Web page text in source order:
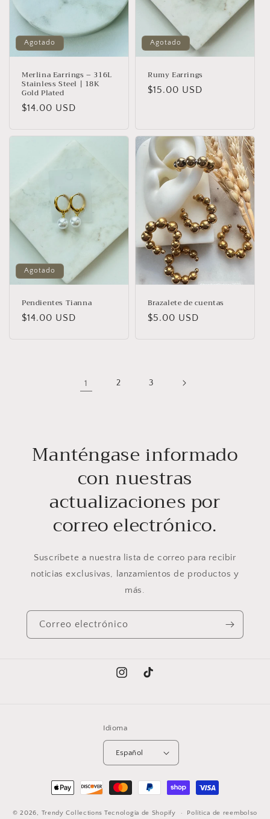
Agotado
Merlina Earrings – 316L
Stainless Steel | 18K
Gold Plated
Precio
$14.00 USD
Agotado
Rumy Earrings
Precio
$15.00 USD
Agotado
Pendientes Tianna
Precio
$14.00 USD
Brazalete de cuentas
Precio
$5.00 USD
1 2 3
Manténgase informado
con nuestras
actualizaciones por
correo electrónico.
Suscríbete a nuestra lista de correo para recibir
noticias exclusivas, lanzamientos de productos y
más.
Correo electrónico
InstagramTikTok
Idioma
Español
Formas
de
pago
© 2026, Trendy Collections Tecnología de Shopify Política de reembolso